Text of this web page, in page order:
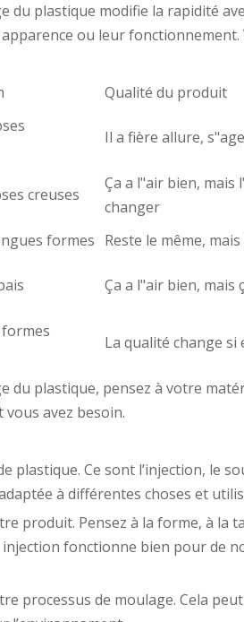
du plastique modifie la rapidité
ou leur fonctionnement.
Qualité du produit
Il a fière allure,
creuses
Ça a l"air bien, mais
changer
formes Reste le même,
Ça a l"air bien, mais
La qualité change si
du plastique, pensez à votre
avez besoin.
plastique. Ce sont l’injection, le
à différentes choses et
produit. Pensez à la forme, à la
fonctionne bien pour de
processus de moulage. Cela